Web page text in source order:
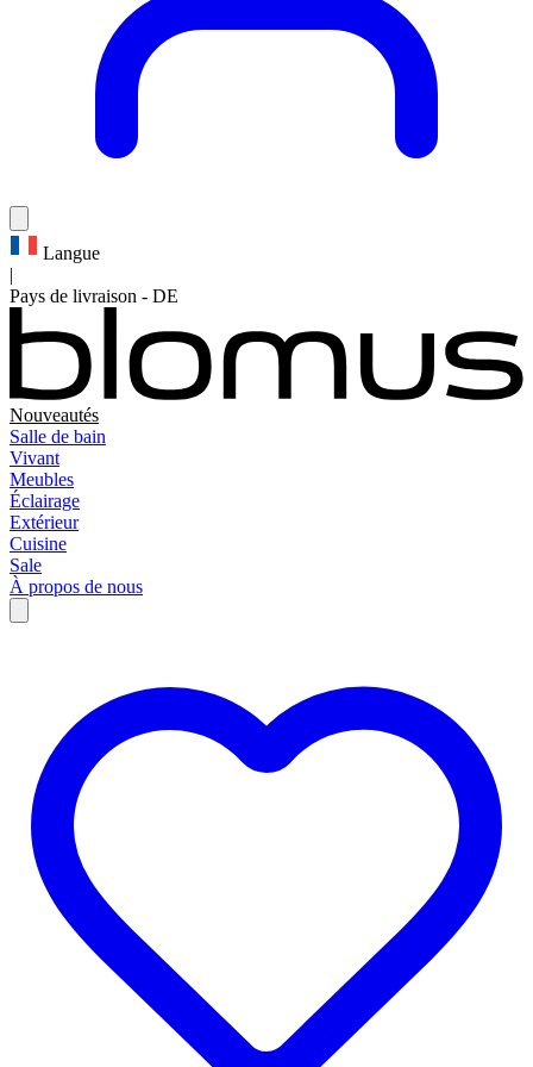
Langue
|
Pays de livraison - DE
Nouveautés
Salle de bain
Vivant
Meubles
Éclairage
Extérieur
Cuisine
Sale
À propos de nous